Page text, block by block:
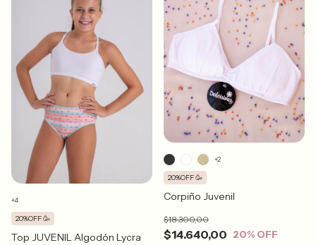
Top JUVENIL Algodón Lycra
20%OFF 🥳
+4 Corpiño Juvenil
$14.640,00
$18.300,00
20% OFF
20%OFF 🥳
+2